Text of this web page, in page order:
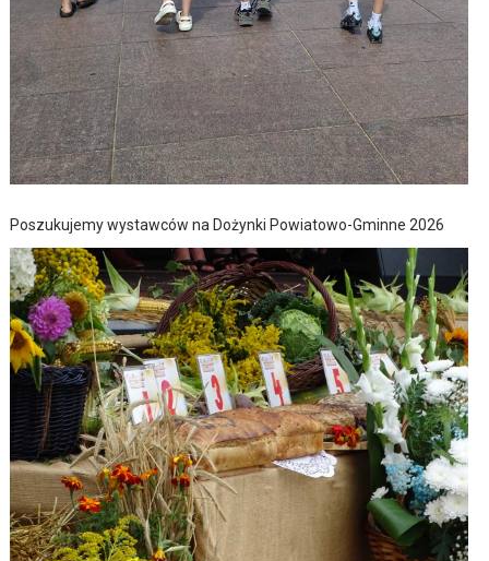
Poszukujemy wystawców na Dożynki Powiatowo-Gminne 2026